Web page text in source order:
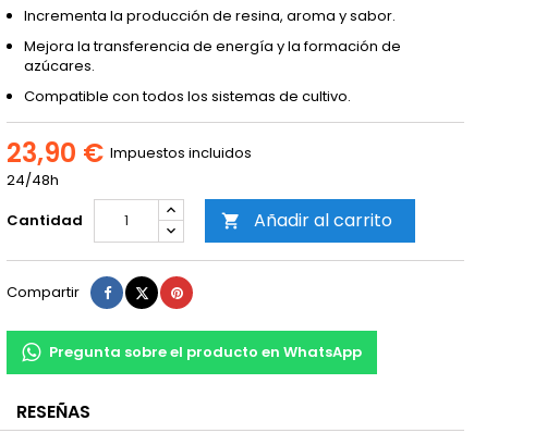
Incrementa la producción de resina, aroma y sabor.
Mejora la transferencia de energía y la formación de
azúcares.
Compatible con todos los sistemas de cultivo.
23,90 € Impuestos incluidos
24/48h
Cantidad
 Añadir al carrito
Compartir Compartir
TuitearPinterest
Pregunta sobre el producto en WhatsApp
RESEÑAS